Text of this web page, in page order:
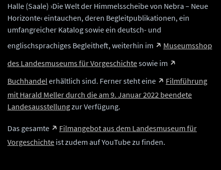
Halle (Saale) ›Die Welt der Himmelsscheibe von Nebra – Neue
Horizonte‹ eintauchen, deren Begleitpublikationen, ein
umfangreicher Katalog sowie ein deutsch- und
englischsprachiges Begleitheft, weiterhin im
Museumsshop
des Landesmuseums für Vorgeschichtesowie im
Buchhandel erhältlich sind. Ferner steht eine
Filmführung
mit Harald Meller durch die am 9. Januar 2022 beendete
Landesausstellungzur Verfügung.
Das gesamte
Filmangebot aus dem Landesmuseum für
Vorgeschichte ist zudem auf YouTube zu finden.